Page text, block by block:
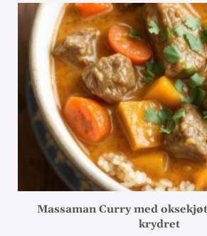
Massaman Curry med
krydret